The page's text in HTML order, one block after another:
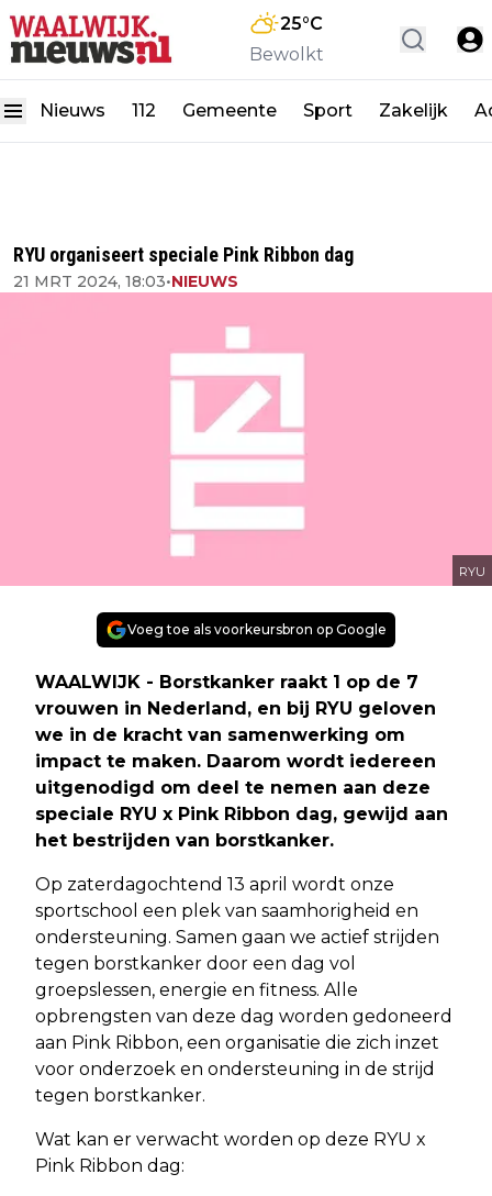
25°C
Bewolkt
Nieuws 112 Gemeente Sport Zakelijk
RYU organiseert speciale Pink Ribbon dag
21 MRT 2024, 18:03•NIEUWS
RYU
Voeg toe als voorkeursbron op Google
WAALWIJK - Borstkanker raakt 1 op de 7
vrouwen in Nederland, en bij RYU geloven
we in de kracht van samenwerking om
impact te maken. Daarom wordt iedereen
uitgenodigd om deel te nemen aan deze
speciale RYU x Pink Ribbon dag, gewijd aan
het bestrijden van borstkanker.
Op zaterdagochtend 13 april wordt onze
sportschool een plek van saamhorigheid en
ondersteuning. Samen gaan we actief strijden
tegen borstkanker door een dag vol
groepslessen, energie en fitness. Alle
opbrengsten van deze dag worden gedoneerd
aan Pink Ribbon, een organisatie die zich inzet
voor onderzoek en ondersteuning in de strijd
tegen borstkanker.
Wat kan er verwacht worden op deze RYU x
Pink Ribbon dag: